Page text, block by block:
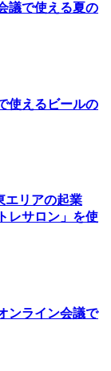
議で使える夏の
使えるビールの
エリアの起業
レサロン」を使
ンライン会議で